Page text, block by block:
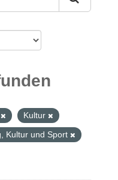
Kultur
Kultur und Sport